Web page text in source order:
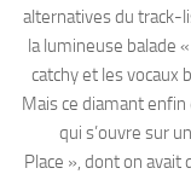
alternatives du track-
la lumineuse balade
catchy et les vocaux
Mais ce diamant enfin
qui s’ouvre sur
Place », dont on